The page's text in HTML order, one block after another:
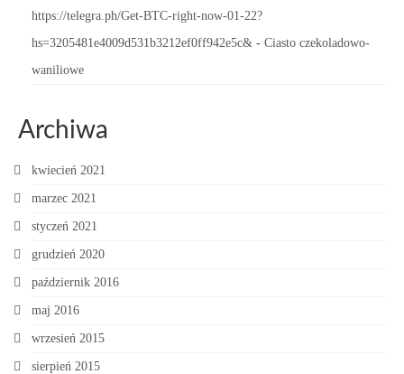
https://telegra.ph/Get-BTC-right-now-01-22?
hs=3205481e4009d531b3212ef0ff942e5c& - Ciasto czekoladowo-
waniliowe
Archiwa
kwiecień 2021
marzec 2021
styczeń 2021
grudzień 2020
październik 2016
maj 2016
wrzesień 2015
sierpień 2015